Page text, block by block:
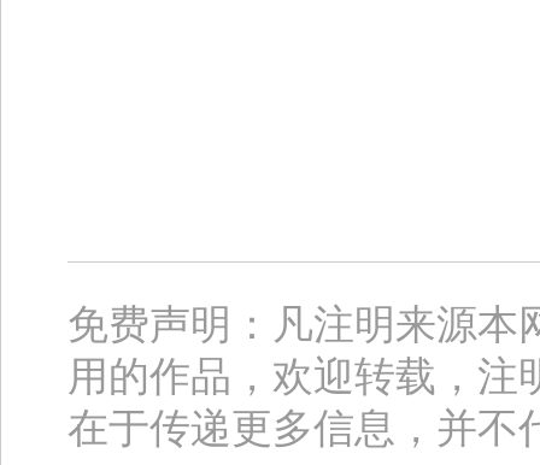
免费声明：凡注明来源本
用的作品，欢迎转载，
在于传递更多信息，并不